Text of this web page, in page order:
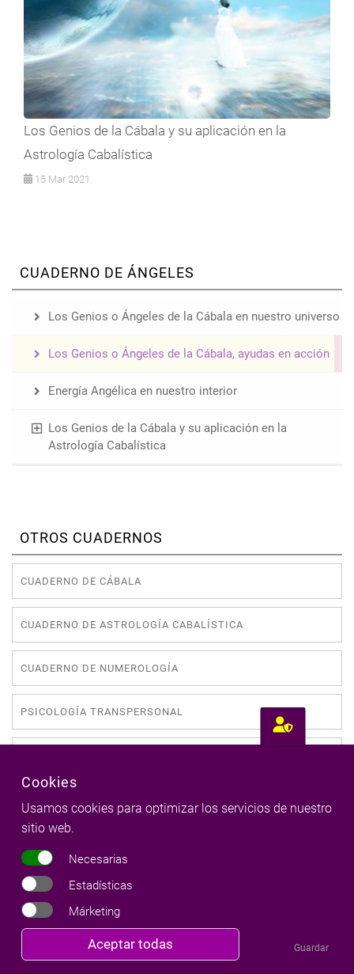
Los Genios de la Cábala y su aplicación en la
Astrología Cabalística
15 Mar 2021
CUADERNO DE ÁNGELES
Los Genios o Ángeles de la Cábala en nuestro universo
Los Genios o Ángeles de la Cábala, ayudas en acción
Energía Angélica en nuestro interior
Los Genios de la Cábala y su aplicación en la
Astrología Cabalística
OTROS CUADERNOS
CUADERNO DE CÁBALA
CUADERNO DE ASTROLOGÍA CABALÍSTICA
CUADERNO DE NUMEROLOGÍA
PSICOLOGÍA TRANSPERSONAL
ÚLTIMOS ARTÍCULOS
Milena Llop
Cookies
Usamos cookies para optimizar los servicios de nuestro
sitio web.
Necesarias
Estadísticas
Márketing
Aceptar todas Guardar